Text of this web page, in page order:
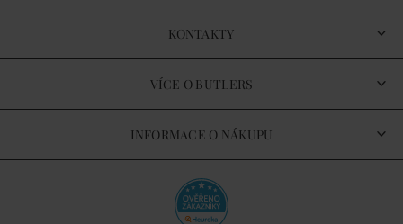
KONTAKTY
VÍCE O BUTLERS
INFORMACE O NÁKUPU